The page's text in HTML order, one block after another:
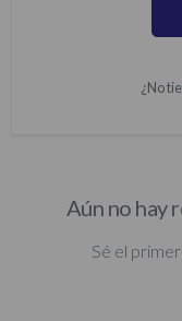
¿No
Aún no hay
Sé el